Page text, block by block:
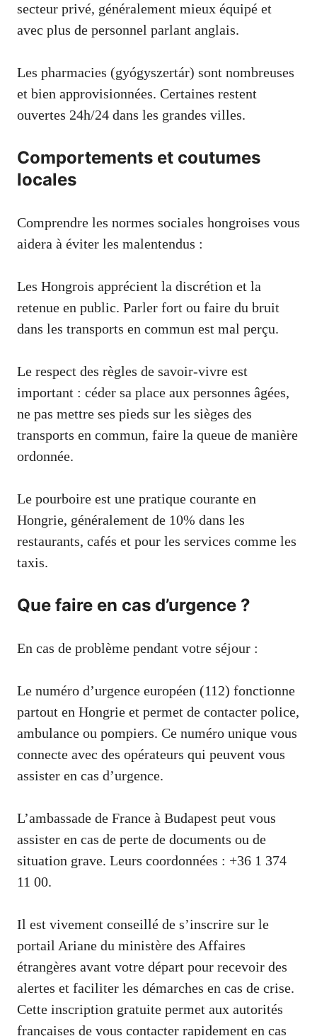
secteur privé, généralement mieux équipé et
avec plus de personnel parlant anglais.
Les pharmacies (gyógyszertár) sont nombreuses
et bien approvisionnées. Certaines restent
ouvertes 24h/24 dans les grandes villes.
Comportements et coutumes
locales
Comprendre les normes sociales hongroises vous
aidera à éviter les malentendus :
Les Hongrois apprécient la discrétion et la
retenue en public. Parler fort ou faire du bruit
dans les transports en commun est mal perçu.
Le respect des règles de savoir-vivre est
important : céder sa place aux personnes âgées,
ne pas mettre ses pieds sur les sièges des
transports en commun, faire la queue de manière
ordonnée.
Le pourboire est une pratique courante en
Hongrie, généralement de 10% dans les
restaurants, cafés et pour les services comme les
taxis.
Que faire en cas d’urgence ?
En cas de problème pendant votre séjour :
Le numéro d’urgence européen (112) fonctionne
partout en Hongrie et permet de contacter police,
ambulance ou pompiers. Ce numéro unique vous
connecte avec des opérateurs qui peuvent vous
assister en cas d’urgence.
L’ambassade de France à Budapest peut vous
assister en cas de perte de documents ou de
situation grave. Leurs coordonnées : +36 1 374
11 00.
Il est vivement conseillé de s’inscrire sur le
portail Ariane du ministère des Affaires
étrangères avant votre départ pour recevoir des
alertes et faciliter les démarches en cas de crise.
Cette inscription gratuite permet aux autorités
françaises de vous contacter rapidement en cas